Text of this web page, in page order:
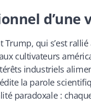
d’une
qui s’est
cultivateurs
industriels
la parole
paradoxale :